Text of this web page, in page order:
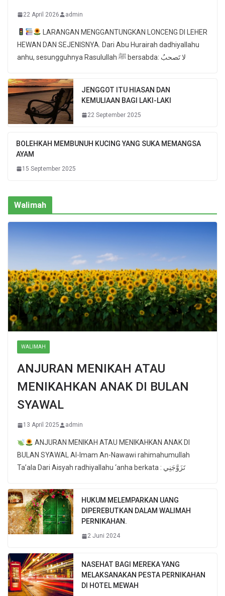
22 April 2026 admin
LARANGAN MENGGANTUNGKAN LONCENG DI LEHER
HEWAN DAN SEJENISNYA. Dari Abu Hurairah dadhiyallahu
anhu, sesungguhnya Rasulullah ﷺ bersabda: لا تَصحبُ
JENGGOT ITU HIASAN DAN
KEMULIAAN BAGI LAKI-LAKI
22 September 2025
BOLEHKAH MEMBUNUH KUCING YANG SUKA MEMANGSA
AYAM
15 September 2025
Walimah
WALIMAH
ANJURAN MENIKAH ATAU
MENIKAHKAN ANAK DI BULAN
SYAWAL
13 April 2025 admin
ANJURAN MENIKAH ATAU MENIKAHKAN ANAK DI
BULAN SYAWAL Al-Imam An-Nawawi rahimahumullah
Ta’ala Dari Aisyah radhiyallahu ‘anha berkata : تَزَوَّجَنِي
HUKUM MELEMPARKAN UANG
DIPEREBUTKAN DALAM WALIMAH
PERNIKAHAN.
2 Juni 2024
NASEHAT BAGI MEREKA YANG
MELAKSANAKAN PESTA PERNIKAHAN
DI HOTEL MEWAH